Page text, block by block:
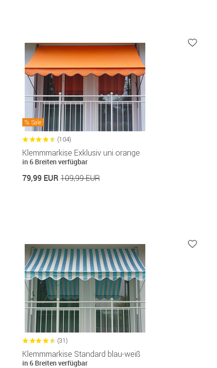
Sale
(104)
Klemmmarkise Exklusiv uni orange
in 6 Breiten verfügbar
79,99 EUR 109,99 EUR
(31)
Klemmmarkise Standard blau-weiß
in 6 Breiten verfügbar